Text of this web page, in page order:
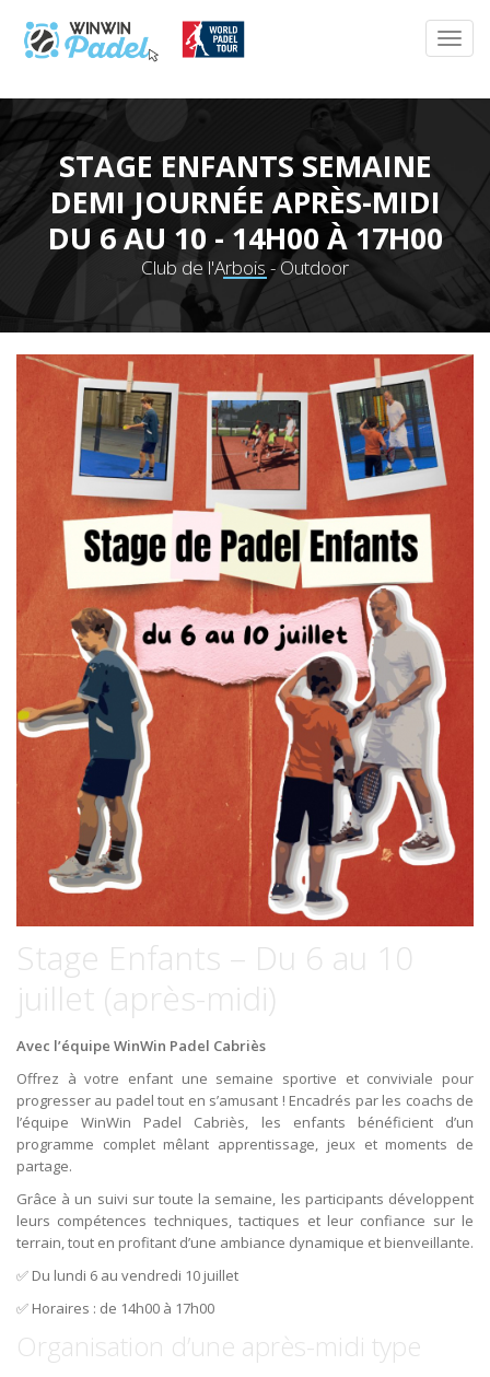
STAGE ENFANTS SEMAINE
DEMI JOURNÉE APRÈS-MIDI
DU 6 AU 10 - 14H00 À 17H00
Club de l'Arbois - Outdoor
Stage Enfants – Du 6 au 10
juillet (après-midi)
Avec l’équipe WinWin Padel Cabriès
Offrez à votre enfant une semaine sportive et conviviale pour
progresser au padel tout en s’amusant ! Encadrés par les coachs de
l’équipe WinWin Padel Cabriès, les enfants bénéficient d’un
programme complet mêlant apprentissage, jeux et moments de
partage.
Grâce à un suivi sur toute la semaine, les participants développent
leurs compétences techniques, tactiques et leur confiance sur le
terrain, tout en profitant d’une ambiance dynamique et bienveillante.
✅ Du lundi 6 au vendredi 10 juillet
✅ Horaires : de 14h00 à 17h00
Organisation d’une après-midi type